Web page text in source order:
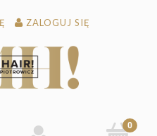
ZALOGUJ SIĘ